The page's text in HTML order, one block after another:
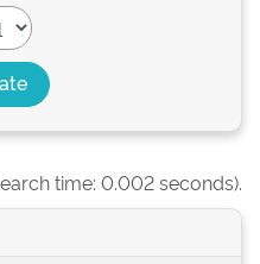
time: 0.002 seconds).